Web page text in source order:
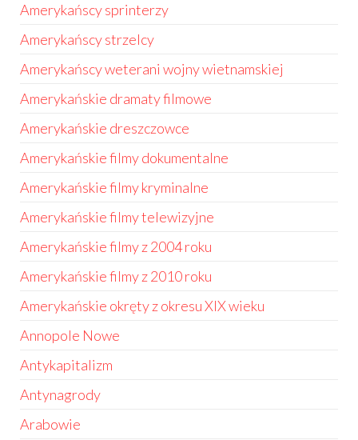
Amerykańscy sprinterzy
Amerykańscy strzelcy
Amerykańscy weterani wojny wietnamskiej
Amerykańskie dramaty filmowe
Amerykańskie dreszczowce
Amerykańskie filmy dokumentalne
Amerykańskie filmy kryminalne
Amerykańskie filmy telewizyjne
Amerykańskie filmy z 2004 roku
Amerykańskie filmy z 2010 roku
Amerykańskie okręty z okresu XIX wieku
Annopole Nowe
Antykapitalizm
Antynagrody
Arabowie